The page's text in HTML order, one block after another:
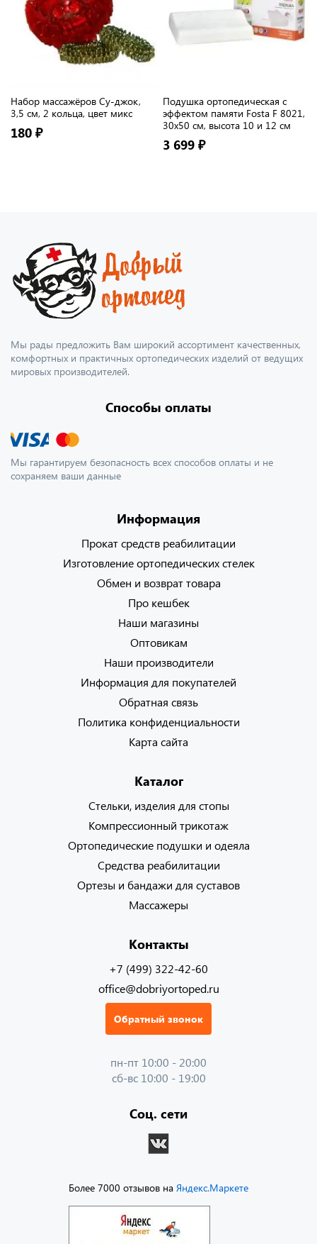
Набор массажёров Су-джок,
3,5 см, 2 кольца, цвет микс
180 ₽
Подушка ортопедическая с
эффектом памяти Fosta F 8021,
30х50 см, высота 10 и 12 см
3 699 ₽
Мы рады предложить Вам широкий ассортимент качественных,
комфортных и практичных ортопедических изделий от ведущих
мировых производителей.
Способы оплаты
Мы гарантируем безопасность всех способов оплаты и не
сохраняем ваши данные
Более 7000 отзывов на Яндекс.Маркете
Информация
Прокат средств реабилитации
Изготовление ортопедических стелек
Обмен и возврат товара
Про кешбек
Наши магазины
Оптовикам
Наши производители
Информация для покупателей
Обратная связь
Политика конфиденциальности
Карта сайта
Каталог
Стельки, изделия для стопы
Компрессионный трикотаж
Ортопедические подушки и одеяла
Средства реабилитации
Ортезы и бандажи для суставов
Массажеры
Контакты
+7 (499) 322-42-60
office@dobriyortoped.ru
Обратный звонок
пн-пт 10:00 - 20:00
сб-вс 10:00 - 19:00
Соц. сети